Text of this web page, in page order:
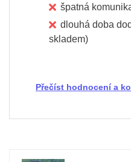
špatná
dlouhá doba
skladem)
Přečíst hodnocení a